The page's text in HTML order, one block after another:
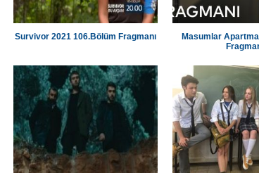
Survivor 2021 106.Bölüm Fragmanı
Masumlar